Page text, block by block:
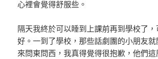
心裡會覺得舒服些。
隔天我終於可以睡到上課前再到學校了
好。一到了學校，那些話劇團的小朋友
來問東問西，我真得覺得很抱歉，他們